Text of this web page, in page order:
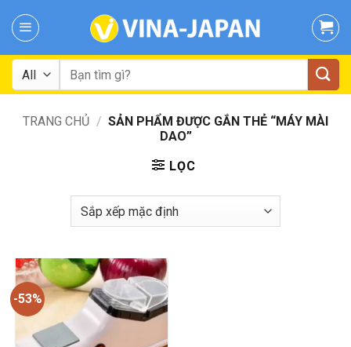
Tìm
kiếm:
TRANG CHỦ / SẢN PHẨM ĐƯỢC GẮN THẺ “MÁY MÀI
DAO”
LỌC
-53%